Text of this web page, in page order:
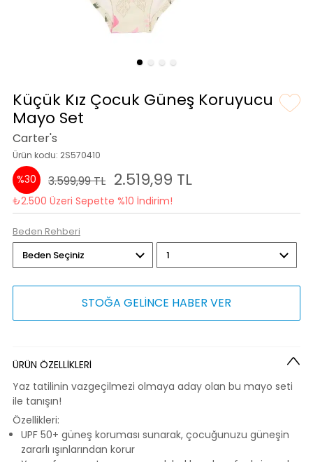
Küçük Kız Çocuk Güneş Koruyucu
Mayo Set
Carter's
Ürün kodu: 2S570410
%30 3.599,99 TL 2.519,99 TL
₺2.500 Üzeri Sepette %10 İndirim!
Beden Rehberi
STOĞA GELİNCE HABER VER
ÜRÜN ÖZELLİKLERİ
Yaz tatilinin vazgeçilmezi olmaya aday olan bu mayo seti
ile tanışın!
Özellikleri:
UPF 50+ güneş koruması sunarak, çocuğunuzu güneşin
zararlı ışınlarından korur